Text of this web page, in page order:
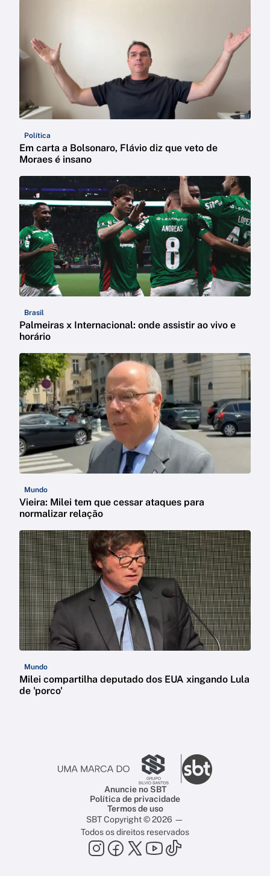
Política
Em carta a Bolsonaro, Flávio diz que veto de
Moraes é insano
Brasil
Palmeiras x Internacional: onde assistir ao vivo e
horário
Mundo
Vieira: Milei tem que cessar ataques para
normalizar relação
Mundo
Milei compartilha deputado dos EUA xingando Lula
de 'porco'
Anuncie no SBT
Política de privacidade
Termos de uso
SBT Copyright © 2026 —
Todos os direitos reservados